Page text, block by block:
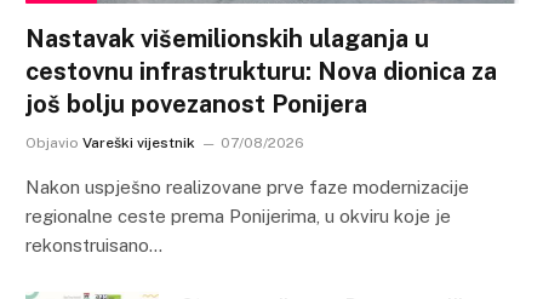
Nastavak višemilionskih ulaganja u
cestovnu infrastrukturu: Nova dionica za
još bolju povezanost Ponijera
Objavio Vareški vijestnik 07/08/2026
Nakon uspješno realizovane prve faze modernizacije
regionalne ceste prema Ponijerima, u okviru koje je
rekonstruisano…